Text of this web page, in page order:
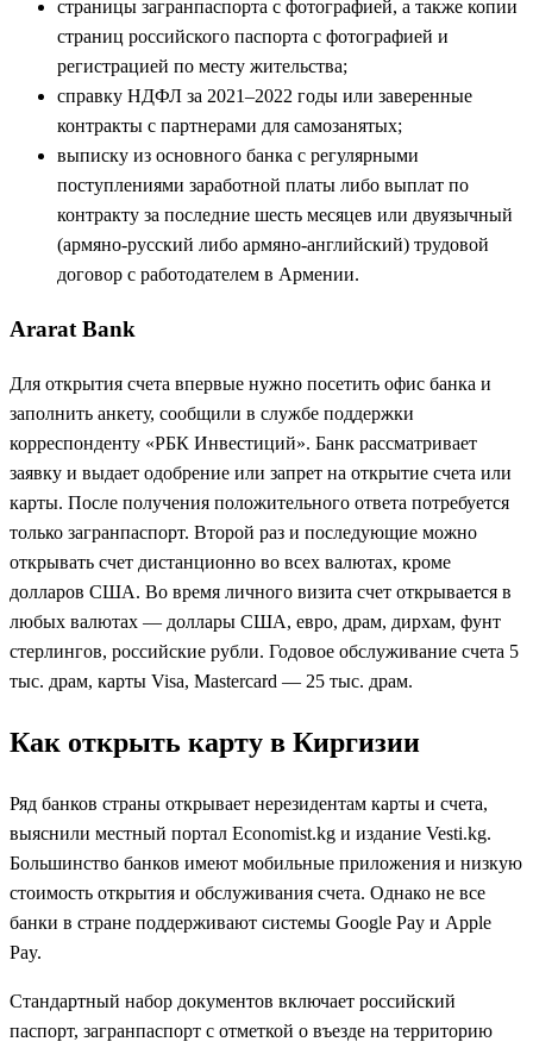
страницы загранпаспорта с фотографией, а также копии
страниц российского паспорта с фотографией и
регистрацией по месту жительства;
справку НДФЛ за 2021–2022 годы или заверенные
контракты с партнерами для самозанятых;
выписку из основного банка с регулярными
поступлениями заработной платы либо выплат по
контракту за последние шесть месяцев или двуязычный
(армяно-русский либо армяно-английский) трудовой
договор с работодателем в Армении.
Ararat Bank
Для открытия счета впервые нужно посетить офис банка и
заполнить анкету, сообщили в службе поддержки
корреспонденту «РБК Инвестиций». Банк рассматривает
заявку и выдает одобрение или запрет на открытие счета или
карты. После получения положительного ответа потребуется
только загранпаспорт. Второй раз и последующие можно
открывать счет дистанционно во всех валютах, кроме
долларов США. Во время личного визита счет открывается в
любых валютах — доллары США, евро, драм, дирхам, фунт
стерлингов, российские рубли. Годовое обслуживание счета 5
тыс. драм, карты Visa, Mastercard — 25 тыс. драм.
Как открыть карту в Киргизии
Ряд банков страны открывает нерезидентам карты и счета,
выяснили местный портал Economist.kg и издание Vesti.kg.
Большинство банков имеют мобильные приложения и низкую
стоимость открытия и обслуживания счета. Однако не все
банки в стране поддерживают системы Google Pay и Apple
Pay.
Стандартный набор документов включает российский
паспорт, загранпаспорт с отметкой о въезде на территорию